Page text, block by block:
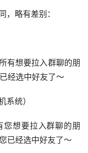
，略有差别：
有想要拉入群聊的朋
经选中好友了～
系统）
您想要拉入群聊的朋
已经选中好友了～